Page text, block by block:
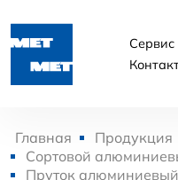
Сервис
Главная Продукция
Сортовой
Пруток алюминиевый